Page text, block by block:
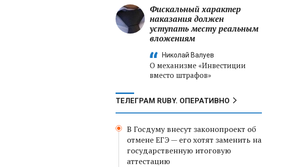
Фискальный характер
наказания должен
уступать месту реальным
вложениям
Николай Валуев
О механизме «Инвестиции
вместо штрафов»
ТЕЛЕГРАМ RUBY. ОПЕРАТИВНО
В Госдуму внесут законопроект об
отмене ЕГЭ — его хотят заменить на
государственную итоговую
аттестацию